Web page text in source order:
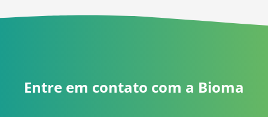
Entre em contato com a Bioma